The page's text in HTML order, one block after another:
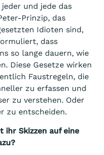
und jede das
Prinzip, das
Idioten sind,
dass
so lange dauern, wie
Diese Gesetze wirken
Faustregeln, die
zu erfassen und
zu verstehen. Oder
zu entscheiden.
ihr Skizzen auf eine